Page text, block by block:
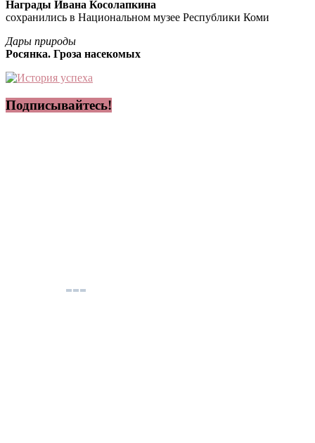
Награды Ивана Косолапкина
сохранились в Национальном музее Республики Коми
Дары природы
Росянка. Гроза насекомых
Подписывайтесь!